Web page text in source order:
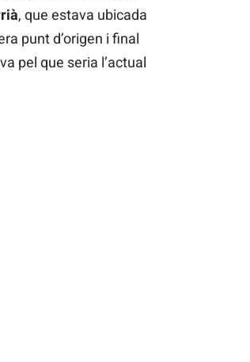
, que estava ubicada
punt d’origen i final
pel que seria l’actual